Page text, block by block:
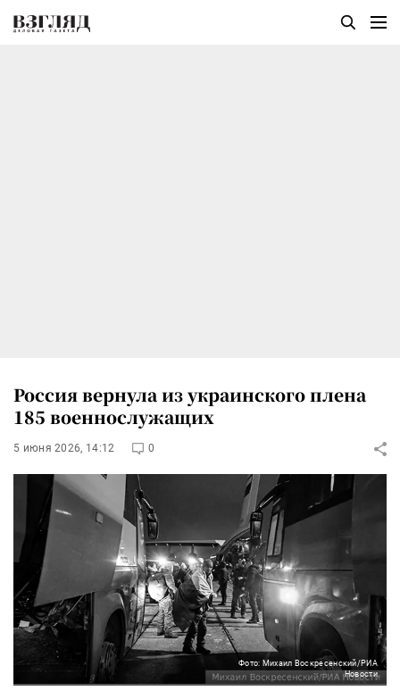
Россия вернула из украинского плена
185 военнослужащих
5 июня 2026, 14:12 0
Фото: Михаил Воскресенский/РИА
Новости